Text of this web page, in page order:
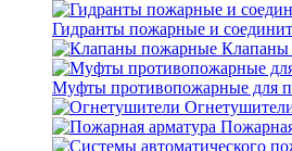
Гидранты пожарные и
Муфты противопожарные для